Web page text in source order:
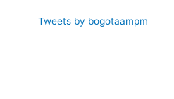
Tweets by bogotaampm